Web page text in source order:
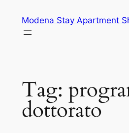
contenuto
Modena Stay Apartment
Tag:
dottorato